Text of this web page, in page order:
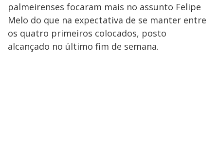
palmeirenses focaram mais no assunto Felipe
Melo do que na expectativa de se manter entre
os quatro primeiros colocados, posto
alcançado no último fim de semana.